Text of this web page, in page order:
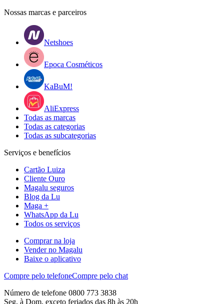
Nossas marcas e parceiros
Netshoes
Epoca Cosméticos
KaBuM!
AliExpress
Todas as marcas
Todas as categorias
Todas as subcategorias
Serviços e benefícios
Cartão Luiza
Cliente Ouro
Magalu seguros
Blog da Lu
Maga +
WhatsApp da Lu
Todos os serviços
Comprar na loja
Vender no Magalu
Baixe o aplicativo
Compre pelo telefoneCompre pelo chat
Número de telefone 0800 773 3838
Seg. à Dom. exceto feriados das 8h às 20h